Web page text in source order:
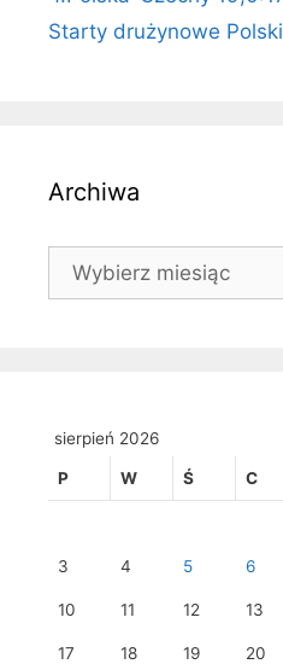
Starty drużynowe Polski
Archiwa
Archiwa
sierpień 2026
P W Ś C
3 4 5 6
10 11 12 13
17 18 19 20